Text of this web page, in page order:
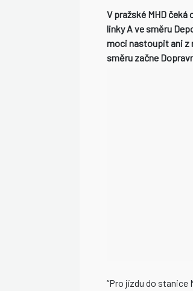
V pražské MHD
linky A ve směru
moci nastoupit ani z
směru začne
“Pro jízdu do